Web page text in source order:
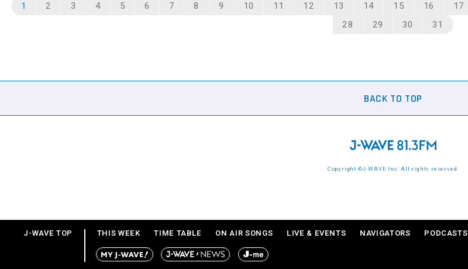
1 2 3 4 5 6 7 8 9 10 11 12 13 14 15 16 17
28
29 30 31
BACK TO TOP
Copyright ©J-WAVE Inc. All rights reserved.
J-WAVE TOP THIS WEEK TIME TABLE ON AIR SONGS LIVE & EVENTS NAVIGATORS PODCASTS